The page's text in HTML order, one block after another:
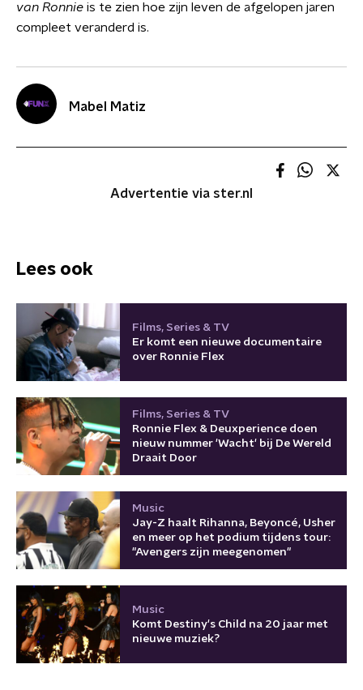
van Ronnie is te zien hoe zijn leven de afgelopen jaren
compleet veranderd is.
Mabel Matiz
Advertentie via ster.nl
Lees ook
Films, Series & TV
Er komt een nieuwe documentaire
over Ronnie Flex
Films, Series & TV
Ronnie Flex & Deuxperience doen
nieuw nummer 'Wacht' bij De Wereld
Draait Door
Music
Jay-Z haalt Rihanna, Beyoncé, Usher
en meer op het podium tijdens tour:
"Avengers zijn meegenomen"
Music
Komt Destiny's Child na 20 jaar met
nieuwe muziek?